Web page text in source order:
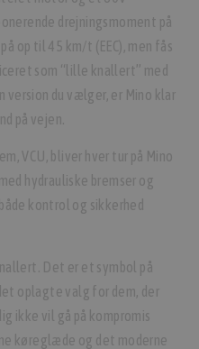
drejningsmoment på
op til 45 km/t (EEC), men fås
som “lille knallert” med
version du vælger, er Mino klar
på vejen.
VCU, bliver hver tur på Mino
hydrauliske bremser og
kontrol og sikkerhed
Det er et symbol på
oplagte valg for dem, der
ikke vil gå på kompromis
køreglæde og det moderne